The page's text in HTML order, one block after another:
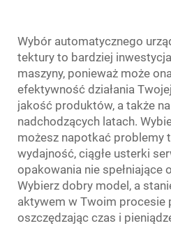
Wybór automatycznego
tektury to bardziej
maszyny, ponieważ może
efektywność działania
jakość produktów, a także
nadchodzących latach.
możesz napotkać problemy
wydajność, ciągłe usterki
opakowania nie spełniające
Wybierz dobry model, a
aktywem w Twoim procesie
oszczędzając czas i